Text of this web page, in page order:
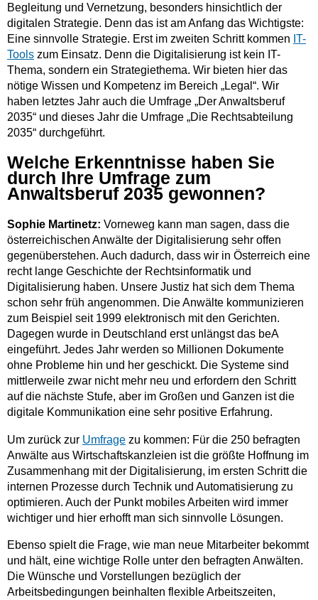
Begleitung und Vernetzung, besonders hinsichtlich der
digitalen Strategie. Denn das ist am Anfang das Wichtigste:
Eine sinnvolle Strategie. Erst im zweiten Schritt kommen IT-
Tools zum Einsatz. Denn die Digitalisierung ist kein IT-
Thema, sondern ein Strategiethema. Wir bieten hier das
nötige Wissen und Kompetenz im Bereich „Legal“. Wir
haben letztes Jahr auch die Umfrage „Der Anwaltsberuf
2035“ und dieses Jahr die Umfrage „Die Rechtsabteilung
2035“ durchgeführt.
Welche Erkenntnisse haben Sie
durch Ihre Umfrage zum
Anwaltsberuf 2035 gewonnen?
Sophie Martinetz: Vorneweg kann man sagen, dass die
österreichischen Anwälte der Digitalisierung sehr offen
gegenüberstehen. Auch dadurch, dass wir in Österreich eine
recht lange Geschichte der Rechtsinformatik und
Digitalisierung haben. Unsere Justiz hat sich dem Thema
schon sehr früh angenommen. Die Anwälte kommunizieren
zum Beispiel seit 1999 elektronisch mit den Gerichten.
Dagegen wurde in Deutschland erst unlängst das beA
eingeführt. Jedes Jahr werden so Millionen Dokumente
ohne Probleme hin und her geschickt. Die Systeme sind
mittlerweile zwar nicht mehr neu und erfordern den Schritt
auf die nächste Stufe, aber im Großen und Ganzen ist die
digitale Kommunikation eine sehr positive Erfahrung.
Um zurück zur Umfrage zu kommen: Für die 250 befragten
Anwälte aus Wirtschaftskanzleien ist die größte Hoffnung im
Zusammenhang mit der Digitalisierung, im ersten Schritt die
internen Prozesse durch Technik und Automatisierung zu
optimieren. Auch der Punkt mobiles Arbeiten wird immer
wichtiger und hier erhofft man sich sinnvolle Lösungen.
Ebenso spielt die Frage, wie man neue Mitarbeiter bekommt
und hält, eine wichtige Rolle unter den befragten Anwälten.
Die Wünsche und Vorstellungen bezüglich der
Arbeitsbedingungen beinhalten flexible Arbeitszeiten,